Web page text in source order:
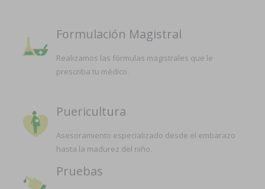
Formulación Magistral
Realizamos las fórmulas magistrales que le
prescriba tu médico.
Puericultura
Asesoramiento especializado desde el embarazo
hasta la madurez del niño.
Pruebas